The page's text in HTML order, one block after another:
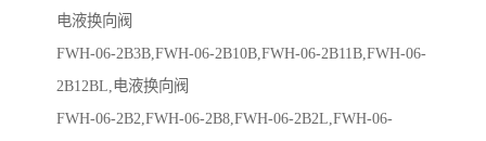
电液换向阀
FWH-06-2B3B,FWH-06-2B10B,FWH-06-2B11B,FWH-06-
2B12BL,电液换向阀
FWH-06-2B2,FWH-06-2B8,FWH-06-2B2L,FWH-06-